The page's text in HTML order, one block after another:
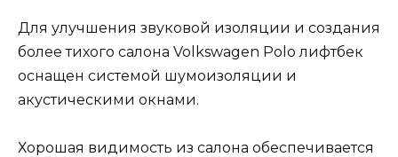
Для улучшения звуковой изоляции и создания
более тихого салона Volkswagen Polo лифтбек
оснащен системой шумоизоляции и
акустическими окнами.
Хорошая видимость из салона обеспечивается